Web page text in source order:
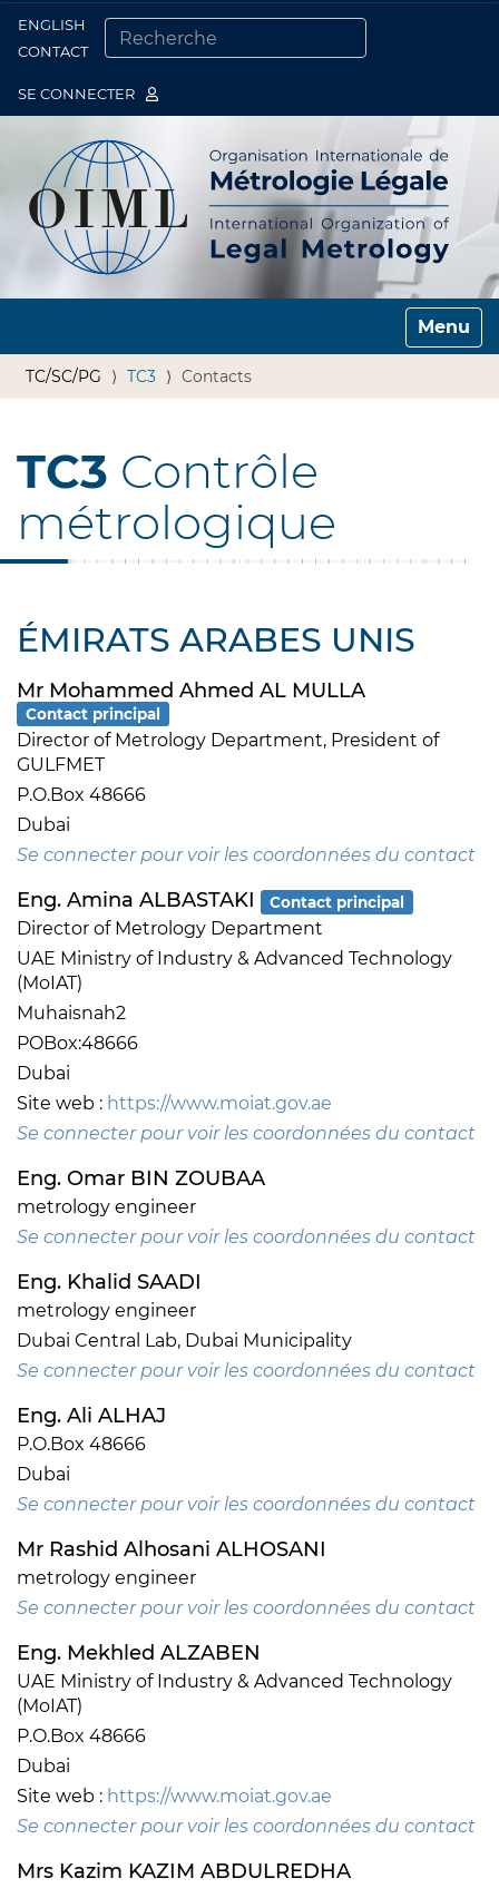
ENGLISH
CONTACT
SE CONNECTER
Toggle
TC/SC/PG TC3 Contacts
TC3 Contrôle
métrologique
ÉMIRATS ARABES UNIS
Mr Mohammed Ahmed AL MULLA
Contact principal
Director of Metrology Department, President of
GULFMET
P.O.Box 48666
Dubai
Se connecter pour voir les coordonnées du contact
Eng. Amina ALBASTAKI Contact principal
Director of Metrology Department
UAE Ministry of Industry & Advanced Technology
(MoIAT)
Muhaisnah2
POBox:48666
Dubai
Site web : https://www.moiat.gov.ae
Se connecter pour voir les coordonnées du contact
Eng. Omar BIN ZOUBAA
metrology engineer
Se connecter pour voir les coordonnées du contact
Eng. Khalid SAADI
metrology engineer
Dubai Central Lab, Dubai Municipality
Se connecter pour voir les coordonnées du contact
Eng. Ali ALHAJ
P.O.Box 48666
Dubai
Se connecter pour voir les coordonnées du contact
Mr Rashid Alhosani ALHOSANI
metrology engineer
Se connecter pour voir les coordonnées du contact
Eng. Mekhled ALZABEN
UAE Ministry of Industry & Advanced Technology
(MoIAT)
P.O.Box 48666
Dubai
Site web : https://www.moiat.gov.ae
Se connecter pour voir les coordonnées du contact
Mrs Kazim KAZIM ABDULREDHA